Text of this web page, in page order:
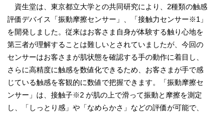
資生堂は、東京都立大学との共同研究により、2種類の触感
評価デバイス「振動摩擦センサー」、「接触力センサー※1」
を開発しました。従来はお客さま自身が体験する触り心地を
第三者が理解することは難しいとされていましたが、今回の
センサーはお客さまが肌状態を確認する手の動作に着目し、
さらに高精度に触感を数値化できるため、お客さまが手で感
じている触感を客観的に数値で把握できます。「振動摩擦セ
ンサー」は、接触子※2 が肌の上で滑って振動と摩擦を測定
し、「しっとり感」や「なめらかさ」などの評価が可能で、